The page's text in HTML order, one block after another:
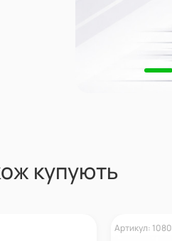
купують
Артикул: 1080